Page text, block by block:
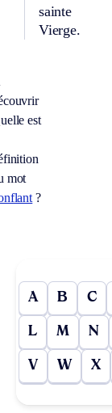
sainte
Vierge.
est
mot
?
A B C
L M N
V W X